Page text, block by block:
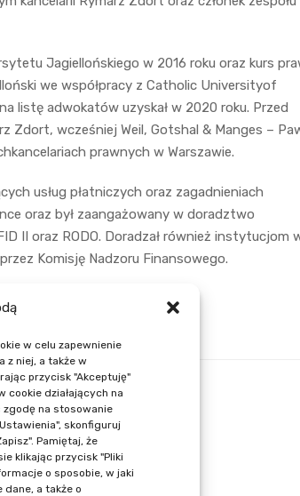
w celu zapewnienie
z niej, a także w
przycisk "Akceptuję"
działających na
na stosowanie
skonfiguruj
Pamiętaj, że
klikając przycisk "Pliki
o sposobie, w jaki
a także o
Jagiellońskiego w 2016 roku oraz kurs
we współpracy z Catholic Universityof
listę adwokatów uzyskał w 2020 roku. Przed
Zdort, wcześniej Weil, Gotshal & Manges –
prawnych w Warszawie.
usług płatniczych oraz zagadnieniach
oraz był zaangażowany w doradztwo
II oraz RODO. Doradzał również instytucjom
Komisję Nadzoru Finansowego.